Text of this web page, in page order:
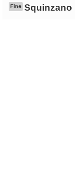
Fine Squinzano